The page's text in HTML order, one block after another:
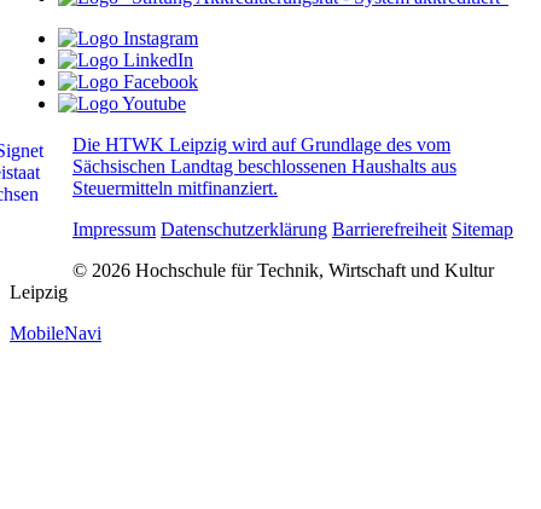
Die HTWK Leipzig wird auf Grundlage des vom
Sächsischen Landtag beschlossenen Haushalts aus
Steuermitteln mitfinanziert.
Impressum Datenschutzerklärung Barrierefreiheit Sitemap
© 2026 Hochschule für Technik, Wirtschaft und Kultur
Leipzig
MobileNavi